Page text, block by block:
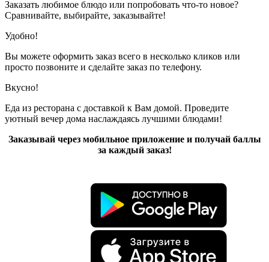
Заказать любимое блюдо или попробовать что-то новое?
Сравнивайте, выбирайте, заказывайте!
Удобно!
Вы можете оформить заказ всего в несколько кликов или
просто позвоните и сделайте заказ по телефону.
Вкусно!
Еда из ресторана с доставкой к Вам домой. Проведите
уютный вечер дома наслаждаясь лучшими блюдами!
Заказывай через мобильное приложение и получай баллы
за каждый заказ!